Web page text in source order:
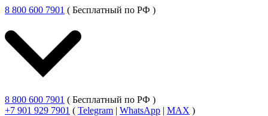
8 800 600 7901 ( Бесплатный по РФ )
8 800 600 7901 ( Бесплатный по РФ )
+7 901 929 7901 ( Telegram | WhatsApp | MAX )